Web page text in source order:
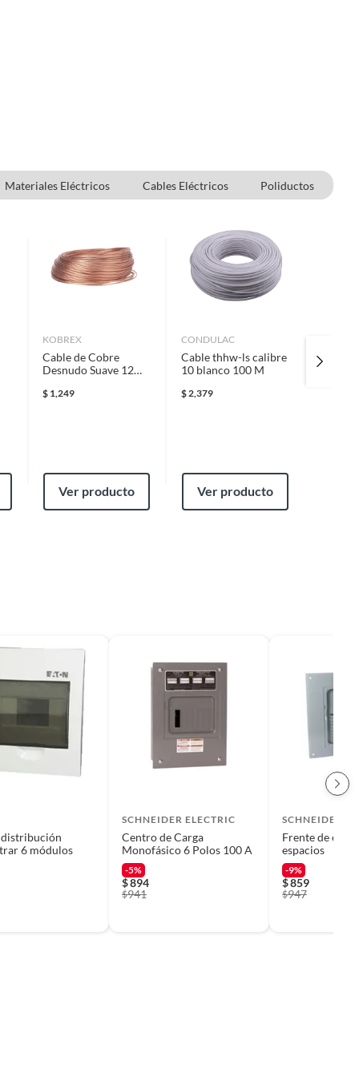
Materiales Eléctricos Cables Eléctricos
Poliductos
KOBREX
Cable de Cobre
Desnudo Suave 12
$ 1,249
Ver producto
CONDULAC
Cable thhw-ls calibre
10 blanco 100 M
$ 2,379
Ver producto
flexible
distribución
6 módulos
SCHNEIDER ELECTRIC
Centro de Carga
Monofásico 6 Polos 100 A
-5%
$894
$941
SCHNEIDER
Frente de
espacios
-9%
$859
$947